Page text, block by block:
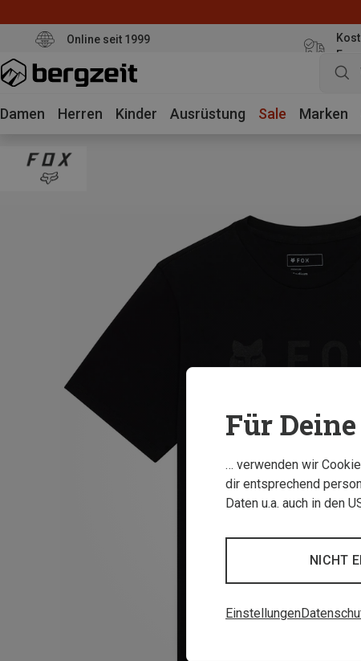
Online seit 1999
Euro
Damen Herren Kinder Ausrüstung Sale Marken
Für
… verwenden wir
dir entsprechend
Daten u.a. auch in den
NICHT
Einstellungen